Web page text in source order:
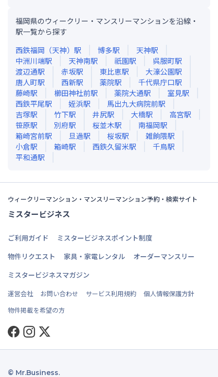
福岡県のウィークリー・マンスリーマンションを沿線・
駅一覧から探す
西鉄福岡（天神） 駅 博多駅 天神駅
中洲川端駅 天神南駅 祇園駅 呉服町駅
渡辺通駅 赤坂駅 東比恵駅 大濠公園駅
唐人町駅 西新駅 薬院駅 千代県庁口駅
藤崎駅 櫛田神社前駅 薬院大通駅 室見駅
西鉄平尾駅 姪浜駅 馬出九大病院前駅
吉塚駅 竹下駅 井尻駅 大橋駅 高宮駅
笹原駅 別府駅 桜並木駅 南福岡駅
箱崎宮前駅 旦過駅 桜坂駅 雑餉隈駅
小倉駅 箱崎駅 西鉄久留米駅 千鳥駅
平和通駅
ウィークリーマンション・マンスリーマンション予約・検索サイト
ミスタービジネス
ご利用ガイド
ミスタービジネスポイント制度
物件リクエスト
家具・家電レンタル
オーダーマンスリー
ミスタービジネスマガジン
運営会社 お問い合わせ サービス利用規約
個人情報保護方針
物件掲載を希望の方
Facebook
Instagram
Twitter
© Mr.Business.